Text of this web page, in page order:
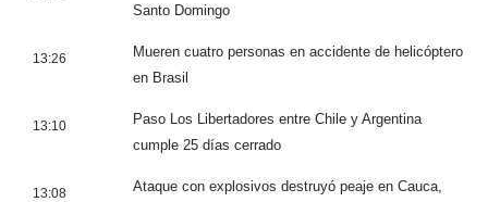
Santo Domingo
13:26
Mueren cuatro personas en accidente de helicóptero
en Brasil
13:10
Paso Los Libertadores entre Chile y Argentina
cumple 25 días cerrado
13:08
Ataque con explosivos destruyó peaje en Cauca,